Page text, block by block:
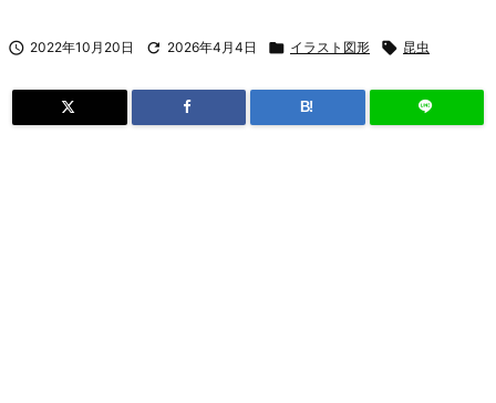
 2022年10月20日  2026年4月4日  イラスト図形  昆虫
B!